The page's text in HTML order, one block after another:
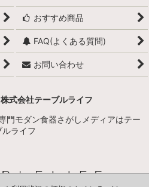
おすすめ商品
FAQ(よくある質問)
お問い合わせ
株式会社テーブルライフ
門モダン食器さがしメディアはテー
ルライフ